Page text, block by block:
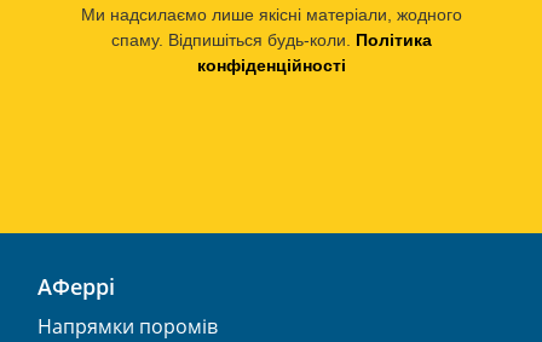
Ми надсилаємо лише якісні матеріали, жодного
спаму. Відпишіться будь-коли.
Політика
конфіденційності
АФеррі
Напрямки поромів